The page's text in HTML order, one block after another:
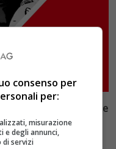
la discriminazione
consenso per
per:
misurazione
e degli annunci,
di servizi